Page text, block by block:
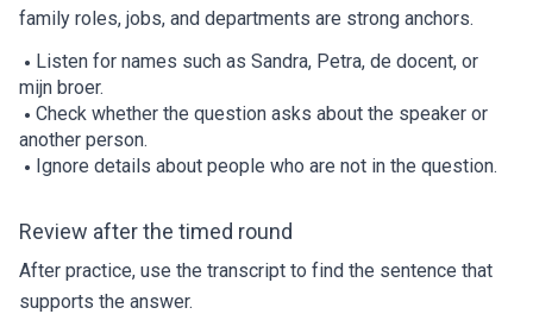
family roles, jobs, and departments are strong anchors.
Listen for names such as Sandra, Petra, de docent, or
mijn broer.
Check whether the question asks about the speaker or
another person.
Ignore details about people who are not in the question.
Review after the timed round
After practice, use the transcript to find the sentence that
supports the answer.